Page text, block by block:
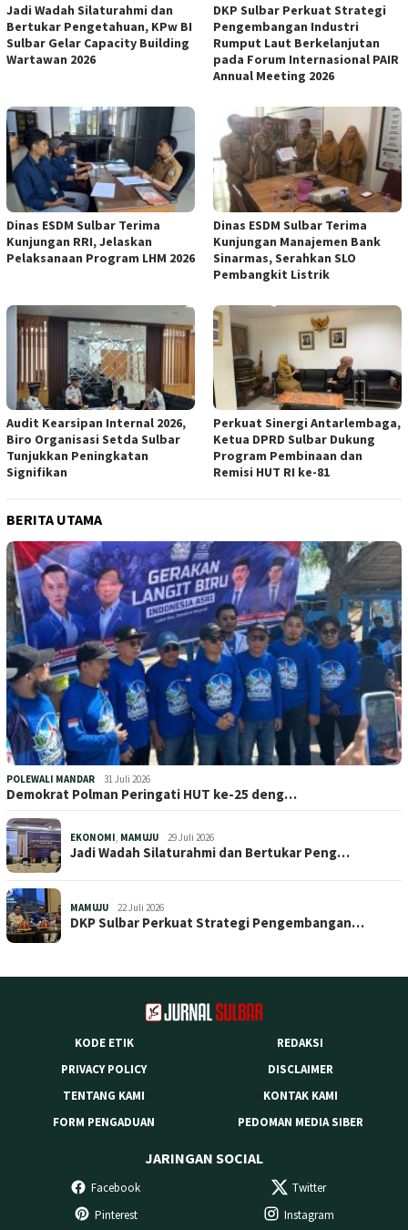
Jadi Wadah Silaturahmi dan
Bertukar Pengetahuan, KPw BI
Sulbar Gelar Capacity Building
Wartawan 2026
DKP Sulbar Perkuat Strategi
Pengembangan Industri
Rumput Laut Berkelanjutan
pada Forum Internasional PAIR
Annual Meeting 2026
Dinas ESDM Sulbar Terima
Kunjungan RRI, Jelaskan
Pelaksanaan Program LHM 2026
Dinas ESDM Sulbar Terima
Kunjungan Manajemen Bank
Sinarmas, Serahkan SLO
Pembangkit Listrik
Audit Kearsipan Internal 2026,
Biro Organisasi Setda Sulbar
Tunjukkan Peningkatan
Signifikan
Perkuat Sinergi Antarlembaga,
Ketua DPRD Sulbar Dukung
Program Pembinaan dan
Remisi HUT RI ke-81
BERITA UTAMA
POLEWALI MANDAR 31 Juli 2026
Demokrat Polman Peringati HUT ke-25 deng…
EKONOMI, MAMUJU 29 Juli 2026
Jadi Wadah Silaturahmi dan Bertukar Peng…
MAMUJU 22 Juli 2026
DKP Sulbar Perkuat Strategi Pengembangan…
KODE ETIK
REDAKSI
PRIVACY POLICY
DISCLAIMER
TENTANG KAMI
KONTAK KAMI
FORM PENGADUAN
PEDOMAN MEDIA SIBER
JARINGAN SOCIAL
Facebook
Twitter
Pinterest
Instagram